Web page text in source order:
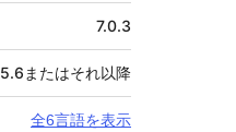
7.0.3
5.6またはそれ以降
全6言語を表示